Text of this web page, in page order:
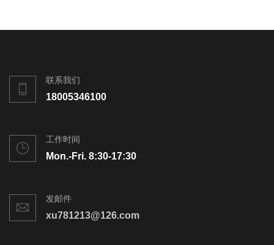
联系我们
18005346100
工作时间
Mon.-Fri. 8:30-17:30
发邮件
xu781213@126.com